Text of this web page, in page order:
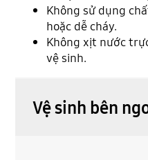
Không sử dụng
hoặc dễ cháy.
Không xịt nước
vệ sinh.
Vệ sinh bên